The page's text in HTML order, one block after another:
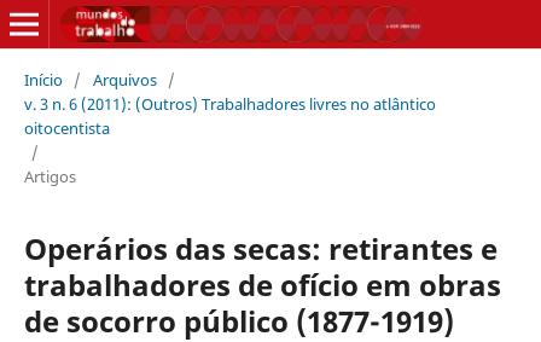
Início / Arquivos /
v. 3 n. 6 (2011): (Outros) Trabalhadores livres no atlântico
oitocentista
/
Artigos
Operários das secas: retirantes e
trabalhadores de ofício em obras
de socorro público (1877-1919)